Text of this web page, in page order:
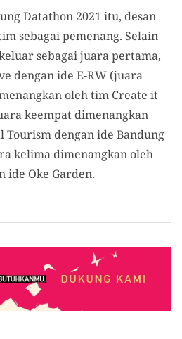
Datathon 2021 itu, desan
sebagai pemenang. Selain
sebagai juara pertama,
dengan ide E-RW (juara
oleh tim Create it
keempat dimenangkan
Tourism dengan ide Bandung
kelima dimenangkan oleh
ide Oke Garden.